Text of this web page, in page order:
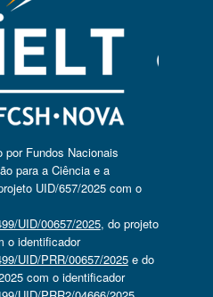
por Fundos Nacionais
para a Ciência e a
UID/657/2025 com o
UID/00657/2025, do projeto
o identificador
UID/PRR/00657/2025e do
com o identificador